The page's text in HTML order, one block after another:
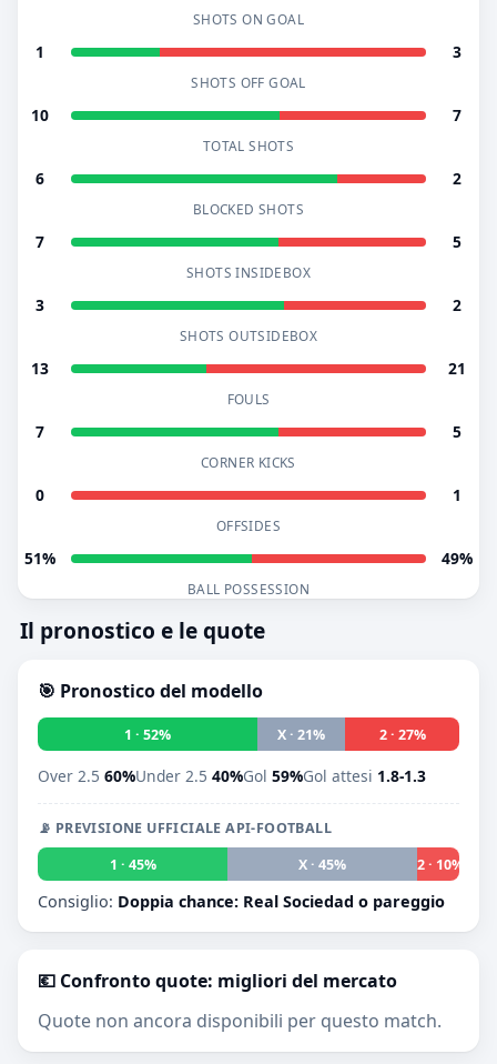
SHOTS ON GOAL
1 3
SHOTS OFF GOAL
10 7
TOTAL SHOTS
6 2
BLOCKED SHOTS
7 5
SHOTS INSIDEBOX
3 2
SHOTS OUTSIDEBOX
13 21
FOULS
7 5
CORNER KICKS
0 1
OFFSIDES
51% 49%
BALL POSSESSION
Il pronostico e le quote
🎯 Pronostico del modello
1 · 52% X · 21% 2 · 27%
Over 2.5 60%Under 2.5 40%Gol 59%Gol attesi 1.8-1.3
📡 PREVISIONE UFFICIALE API-FOOTBALL
1 · 45%
X · 45% 2 · 10%
Consiglio: Doppia chance: Real Sociedad o pareggio
💶 Confronto quote: migliori del mercato
Quote non ancora disponibili per questo match.